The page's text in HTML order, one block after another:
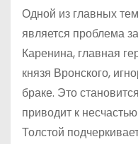
Одной из главных
является проблема
Каренина, главная
князя Вронского,
браке. Это
приводит к
Толстой